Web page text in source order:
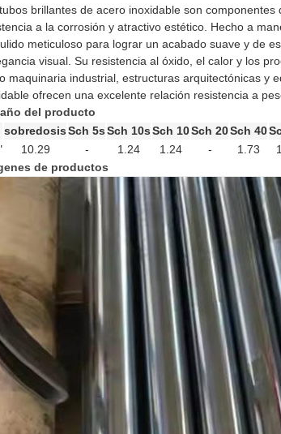
brillantes de acero inoxidable son
a la corrosión y atractivo estético. Hecho a
meticuloso para lograr un acabado suave y de
visual. Su resistencia al óxido, el calor y los
maquinaria industrial, estructuras arquitectónicas y
ofrecen una excelente relación resistencia a
del producto
sobredosisSch 5sSch 10sSch 10Sch 20Sch 40
10.29 - 1.24 1.24 - 1.73
de productos